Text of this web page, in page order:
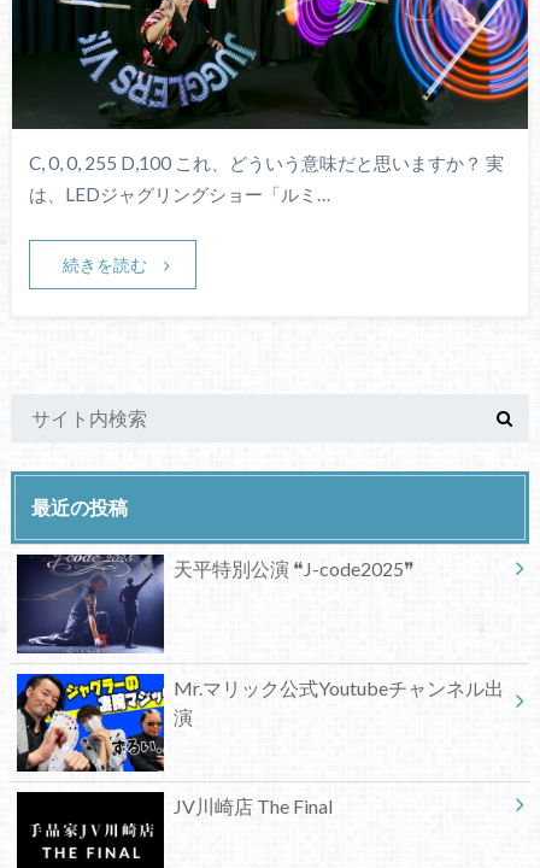
C, 0, 0, 255 D,100 これ、どういう意味だと思いますか？ 実
は、LEDジャグリングショー「ルミ…
続きを読む
最近の投稿
天平特別公演 ❝J-code2025❞
Mr.マリック公式Youtubeチャンネル出
演
JV川崎店 The Final